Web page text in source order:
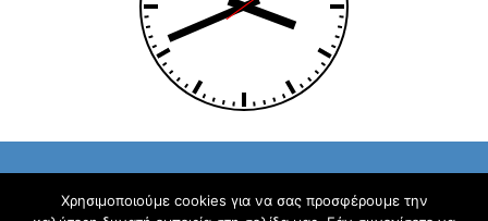
Χρησιμοποιούμε cookies για να σας προσφέρουμε την